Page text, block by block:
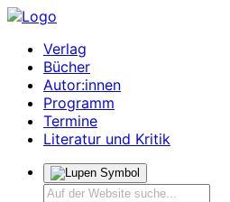
Verlag
Bücher
Autor:innen
Programm
Termine
Literatur und Kritik